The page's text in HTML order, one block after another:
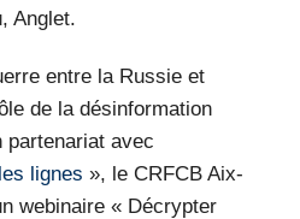
Anglet.
entre la Russie et
de la désinformation
partenariat avec
lignes», le CRFCB Aix-
webinaire « Décrypter